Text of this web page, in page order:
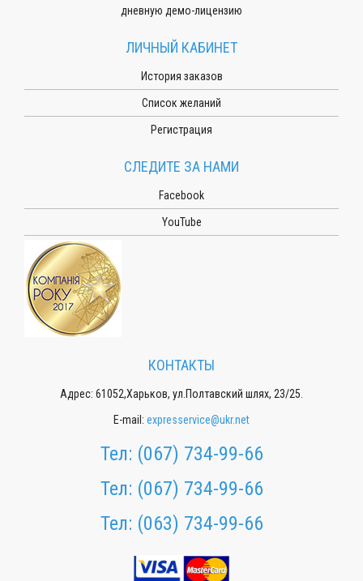
дневную демо-лицензию
ЛИЧНЫЙ КАБИНЕТ
История заказов
Список желаний
Регистрация
СЛЕДИТЕ ЗА НАМИ
Facebook
YouTube
КОНТАКТЫ
Адрес: 61052,Харьков, ул.Полтавский шлях, 23/25.
E-mail: expresservice@ukr.net
Тел: (067) 734-99-66
Тел: (067) 734-99-66
Тел: (063) 734-99-66